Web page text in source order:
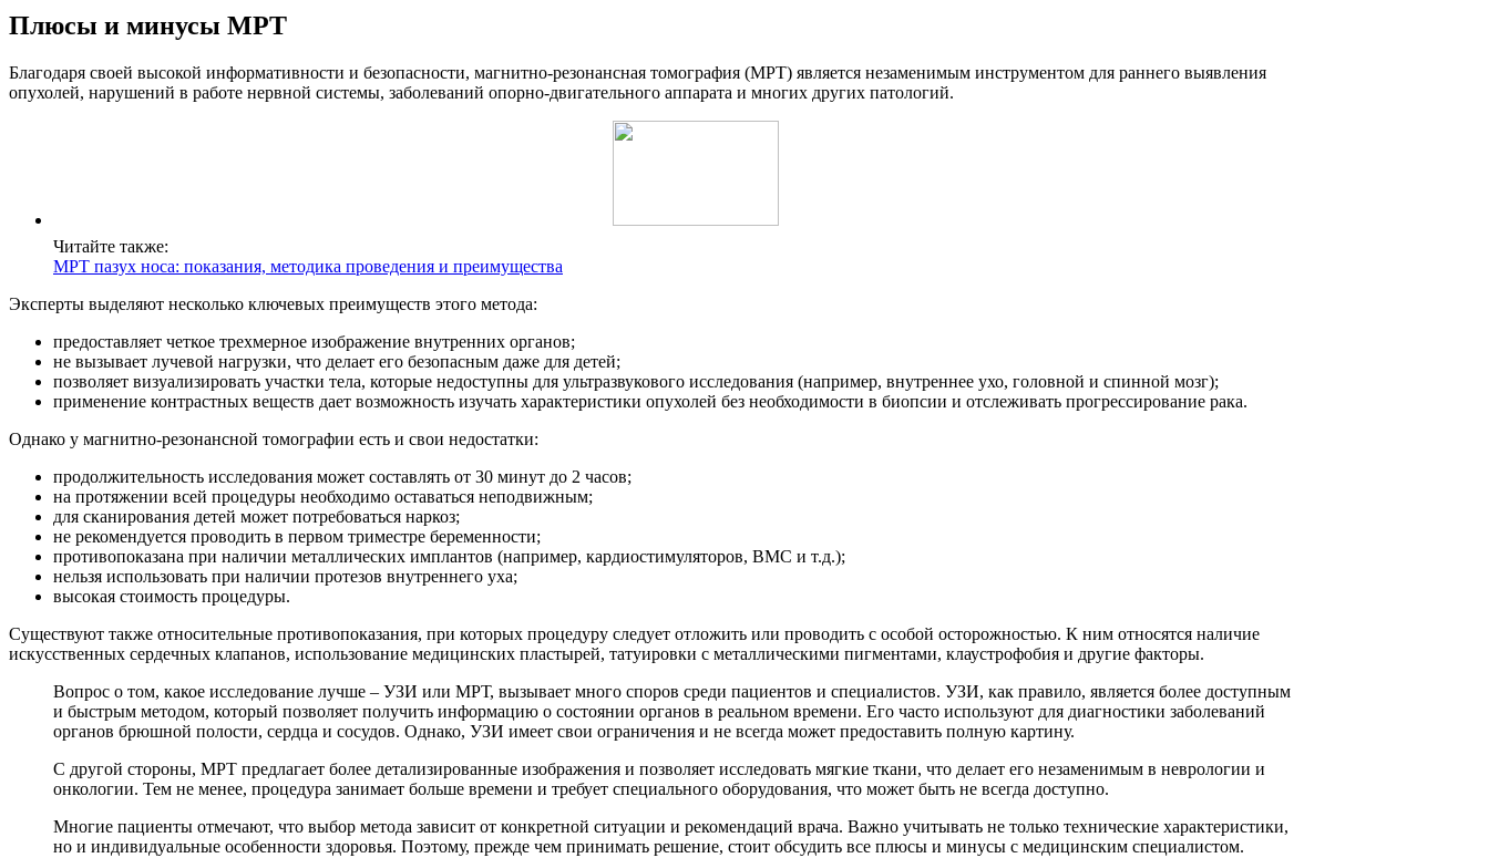
Плюсы и минусы МРТ
Благодаря своей высокой информативности и безопасности, магнитно-резонансная томография (МРТ) является незаменимым инструментом для раннего выявления
опухолей, нарушений в работе нервной системы, заболеваний опорно-двигательного аппарата и многих других патологий.
Читайте также:
МРТ пазух носа: показания, методика проведения и преимущества
Эксперты выделяют несколько ключевых преимуществ этого метода:
предоставляет четкое трехмерное изображение внутренних органов;
не вызывает лучевой нагрузки, что делает его безопасным даже для детей;
позволяет визуализировать участки тела, которые недоступны для ультразвукового исследования (например, внутреннее ухо, головной и спинной мозг);
применение контрастных веществ дает возможность изучать характеристики опухолей без необходимости в биопсии и отслеживать прогрессирование рака.
Однако у магнитно-резонансной томографии есть и свои недостатки:
продолжительность исследования может составлять от 30 минут до 2 часов;
на протяжении всей процедуры необходимо оставаться неподвижным;
для сканирования детей может потребоваться наркоз;
не рекомендуется проводить в первом триместре беременности;
противопоказана при наличии металлических имплантов (например, кардиостимуляторов, ВМС и т.д.);
нельзя использовать при наличии протезов внутреннего уха;
высокая стоимость процедуры.
Существуют также относительные противопоказания, при которых процедуру следует отложить или проводить с особой осторожностью. К ним относятся наличие
искусственных сердечных клапанов, использование медицинских пластырей, татуировки с металлическими пигментами, клаустрофобия и другие факторы.
Вопрос о том, какое исследование лучше – УЗИ или МРТ, вызывает много споров среди пациентов и специалистов. УЗИ, как правило, является более доступным
и быстрым методом, который позволяет получить информацию о состоянии органов в реальном времени. Его часто используют для диагностики заболеваний
органов брюшной полости, сердца и сосудов. Однако, УЗИ имеет свои ограничения и не всегда может предоставить полную картину.
С другой стороны, МРТ предлагает более детализированные изображения и позволяет исследовать мягкие ткани, что делает его незаменимым в неврологии и
онкологии. Тем не менее, процедура занимает больше времени и требует специального оборудования, что может быть не всегда доступно.
Многие пациенты отмечают, что выбор метода зависит от конкретной ситуации и рекомендаций врача. Важно учитывать не только технические характеристики,
но и индивидуальные особенности здоровья. Поэтому, прежде чем принимать решение, стоит обсудить все плюсы и минусы с медицинским специалистом.